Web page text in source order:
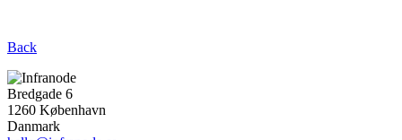
Back
Bredgade 6
1260 København
Danmark